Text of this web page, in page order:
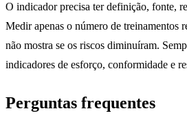
O indicador precisa ter definição, fonte,
Medir apenas o número de treinamentos
não mostra se os riscos diminuíram.
indicadores de esforço, conformidade e
Perguntas frequentes